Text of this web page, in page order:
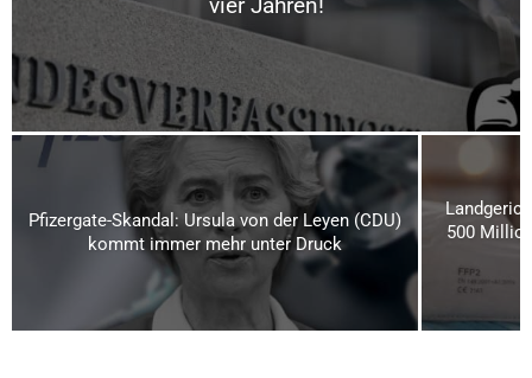
Pfizergate-Skandal: Ursula von der Leyen (CDU)
kommt immer mehr unter Druck
500